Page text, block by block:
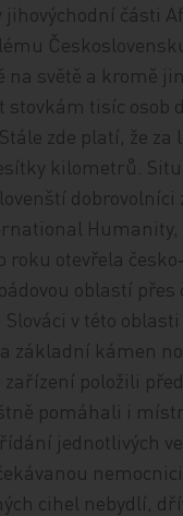
jihovýchodní části
na světě a kromě
stovkám tisíc osob
zde platí, že za
kilometrů.
dobrovolníci
Humanity,
otevřela
oblastí
Slováci v této
základní kámen
položili
pomáhali i
jednotlivých
cihel nebydlí,